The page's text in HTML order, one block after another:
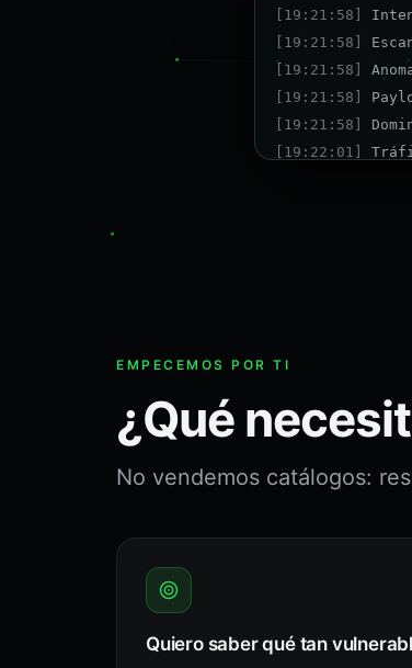
[19:21:58]
[19:21:58]
[19:21:58]
[19:21:58]
[19:22:01]
[19:22:03]
EMPECEMOS POR TI
¿Qué
No vendemos catálogos:
Quiero saber qué tan